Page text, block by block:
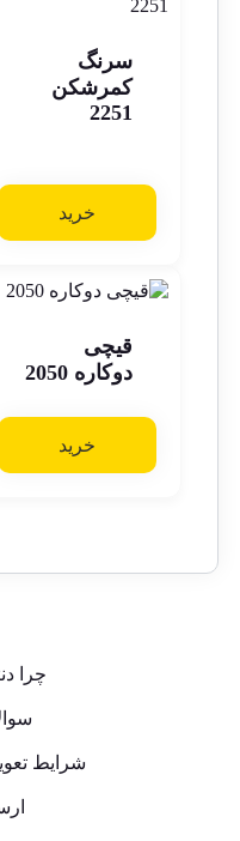
سرنگ
کمرشکن
2251
خرید
قیچی
دوکاره 2050
خرید
چرا
شرایط